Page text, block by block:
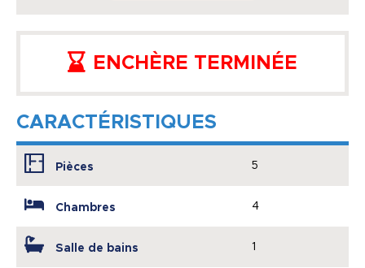
ENCHÈRE TERMINÉE
CARACTÉRISTIQUES
Pièces 5
Chambres 4
Salle de bains 1